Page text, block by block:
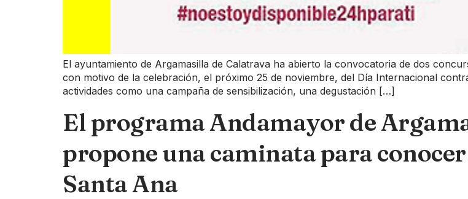
El ayuntamiento de Argamasilla de Calatrava ha abierto la convocatoria de dos
con motivo de la celebración, el próximo 25 de noviembre, del Día Internacional
actividades como una campaña de sensibilización, una degustación […]
El programa Andamayor de
propone una caminata para
Santa Ana